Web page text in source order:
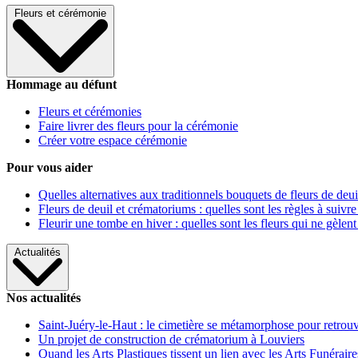
Fleurs et cérémonie
Hommage au défunt
Fleurs et cérémonies
Faire livrer des fleurs pour la cérémonie
Créer votre espace cérémonie
Pour vous aider
Quelles alternatives aux traditionnels bouquets de fleurs de
Fleurs de deuil et crématoriums : quelles sont les règles à
Fleurir une tombe en hiver : quelles sont les fleurs qui ne gèlent
Actualités
Nos actualités
Saint-Juéry-le-Haut : le cimetière se métamorphose pour
Un projet de construction de crématorium à Louviers
Quand les Arts Plastiques tissent un lien avec les Arts